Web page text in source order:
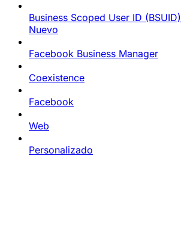
Business Scoped User ID (BSUID)
Nuevo
Facebook Business Manager
Coexistence
Facebook
Web
Personalizado